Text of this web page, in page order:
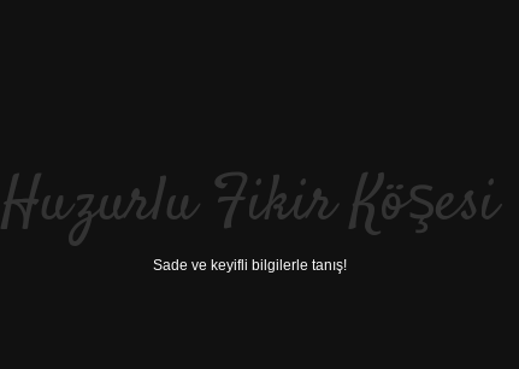
Huzurlu Fikir Köşesi
Sade ve keyifli bilgilerle tanış!